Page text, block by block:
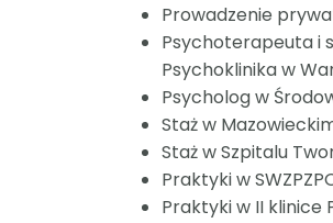
Prowadzenie
Psychoterapeuta i
Psychoklinika w
Psycholog w
Staż w
Staż w Szpitalu
Praktyki w
Praktyki w II klinice